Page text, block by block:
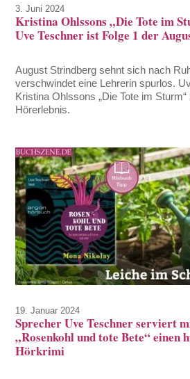
3. Juni 2024
Kristina Ohlssons „Die Tote im
Uve Teschner ist Folge 1 der
August Strindberg sehnt sich nach
verschwindet eine Lehrerin spurlos.
Kristina Ohlssons „Die Tote im
Hörerlebnis.
19. Januar 2024
Sprecher Uve Teschner serviert
„Rosenkohl und tote Bete“ einen
Hörkrimi